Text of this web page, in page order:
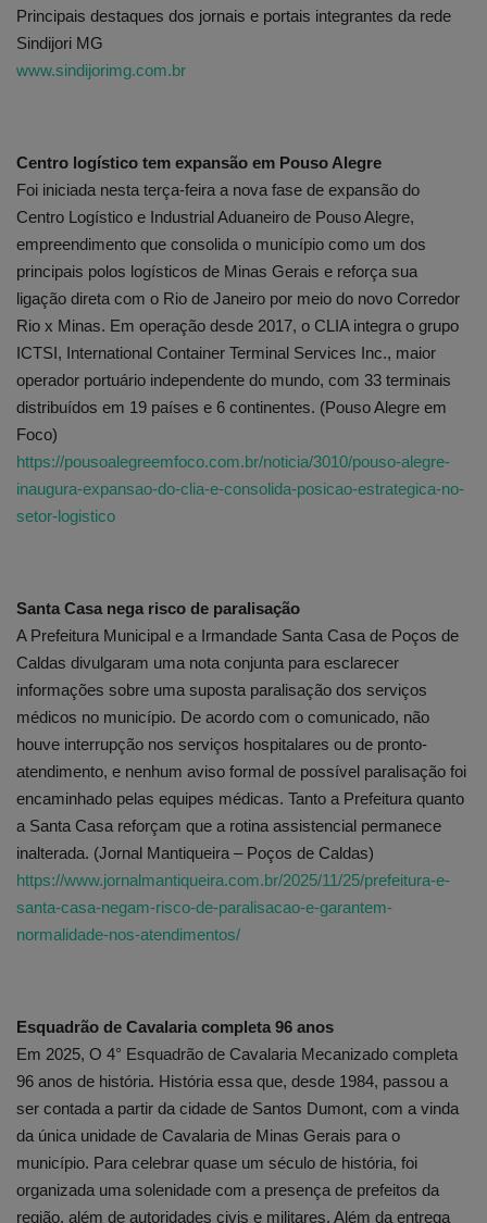
Edições em PDF
Principais destaques dos jornais e portais integrantes da rede
Sindijori MG
www.sindijorimg.com.br
Centro logístico tem expansão em Pouso Alegre
Foi iniciada nesta terça-feira a nova fase de expansão do
Centro Logístico e Industrial Aduaneiro de Pouso Alegre,
empreendimento que consolida o município como um dos
principais polos logísticos de Minas Gerais e reforça sua
ligação direta com o Rio de Janeiro por meio do novo Corredor
Rio x Minas. Em operação desde 2017, o CLIA integra o grupo
ICTSI, International Container Terminal Services Inc., maior
operador portuário independente do mundo, com 33 terminais
distribuídos em 19 países e 6 continentes. (Pouso Alegre em
Foco)
https://pousoalegreemfoco.com.br/noticia/3010/pouso-alegre-
inaugura-expansao-do-clia-e-consolida-posicao-estrategica-no-
setor-logistico
Santa Casa nega risco de paralisação
A Prefeitura Municipal e a Irmandade Santa Casa de Poços de
Caldas divulgaram uma nota conjunta para esclarecer
informações sobre uma suposta paralisação dos serviços
médicos no município. De acordo com o comunicado, não
houve interrupção nos serviços hospitalares ou de pronto-
atendimento, e nenhum aviso formal de possível paralisação foi
encaminhado pelas equipes médicas. Tanto a Prefeitura quanto
a Santa Casa reforçam que a rotina assistencial permanece
inalterada. (Jornal Mantiqueira – Poços de Caldas)
https://www.jornalmantiqueira.com.br/2025/11/25/prefeitura-e-
santa-casa-negam-risco-de-paralisacao-e-garantem-
normalidade-nos-atendimentos/
Esquadrão de Cavalaria completa 96 anos
Em 2025, O 4° Esquadrão de Cavalaria Mecanizado completa
96 anos de história. História essa que, desde 1984, passou a
ser contada a partir da cidade de Santos Dumont, com a vinda
da única unidade de Cavalaria de Minas Gerais para o
município. Para celebrar quase um século de história, foi
organizada uma solenidade com a presença de prefeitos da
região, além de autoridades civis e militares. Além da entrega